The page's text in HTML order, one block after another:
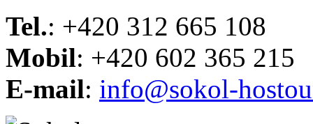
Tel.: +420 312 665 108
Mobil: +420 602 365 215
E-mail: info@sokol-